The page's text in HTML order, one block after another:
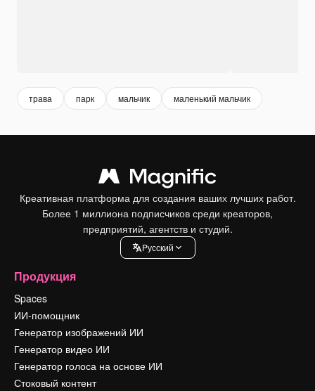
трава парк мальчик маленький мальчик
Креативная платформа для создания ваших лучших работ.
Более 1 миллиона подписчиков среди креаторов,
предприятий, агентств и студий.
Pусский
Продукция
Spaces
ИИ-помощник
Генератор изображений ИИ
Генератор видео ИИ
Генератор голоса на основе ИИ
Стоковый контент